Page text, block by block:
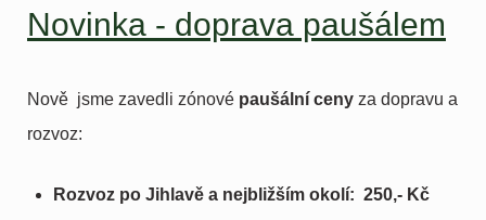
Novinka - doprava paušálem
Nově jsme zavedli zónové paušální ceny za dopravu a
rozvoz:
Rozvoz po Jihlavě a nejbližším okolí: 250,- Kč